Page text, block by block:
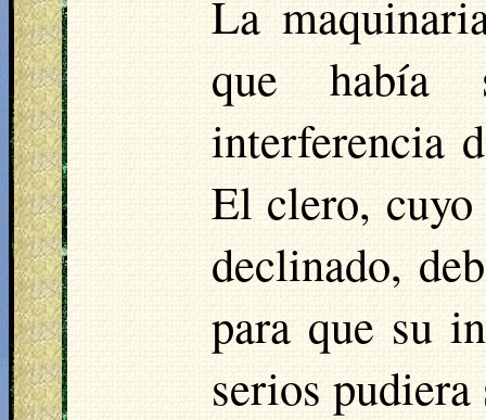
La
que había
interferencia
El clero,
declinado,
para que su
serios